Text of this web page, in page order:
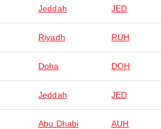
Jeddah JED
Riyadh RUH
Doha DOH
Jeddah JED
Abu Dhabi AUH